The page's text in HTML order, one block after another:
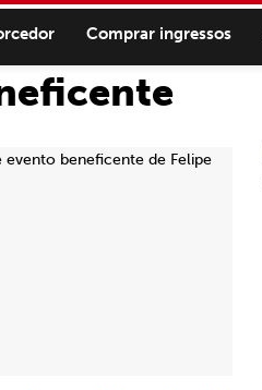
Comprar ingressos